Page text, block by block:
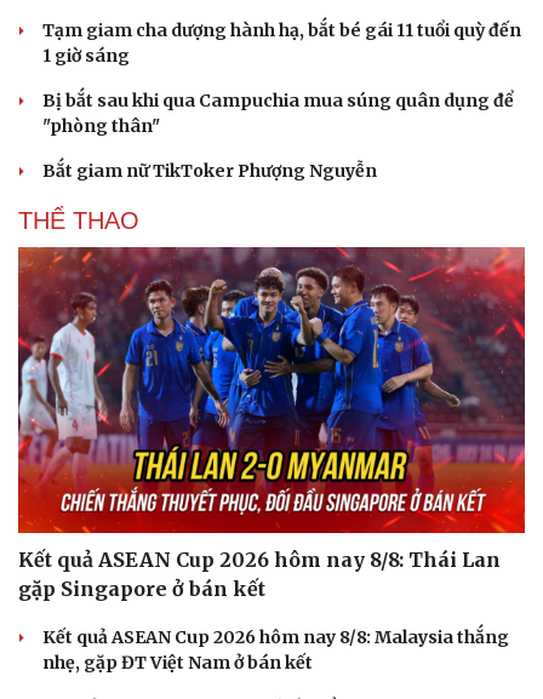
Di sản
Tạm giam cha dượng hành hạ, bắt bé gái 11 tuổi quỳ đến
1 giờ sáng
Bị bắt sau khi qua Campuchia mua súng quân dụng để
"phòng thân"
Bắt giam nữ TikToker Phượng Nguyễn
THỂ THAO
Kết quả ASEAN Cup 2026 hôm nay 8/8: Thái Lan
gặp Singapore ở bán kết
Kết quả ASEAN Cup 2026 hôm nay 8/8: Malaysia thắng
nhẹ, gặp ĐT Việt Nam ở bán kết